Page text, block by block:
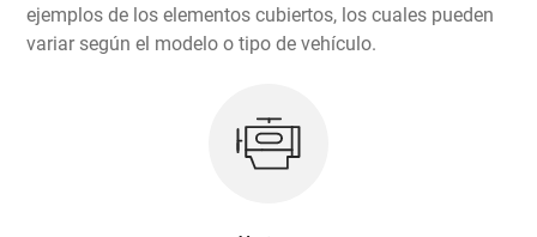
ejemplos de los elementos cubiertos, los cuales pueden
variar según el modelo o tipo de vehículo.